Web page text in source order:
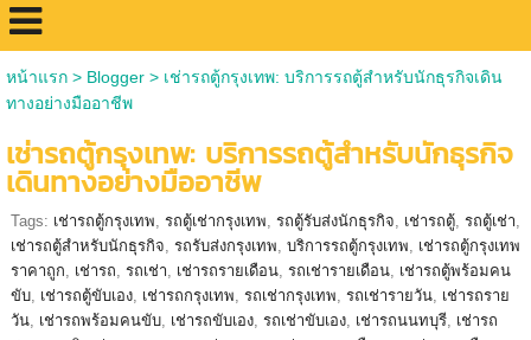
หน้าแรก> Blogger> เช่ารถตู้กรุงเทพ: บริการรถตู้สำหรับนักธุรกิจเดิน
ทางอย่างมืออาชีพ
เช่ารถตู้กรุงเทพ: บริการรถตู้สำหรับนักธุรกิจ
เดินทางอย่างมืออาชีพ
Tags: เช่ารถตู้กรุงเทพ, รถตู้เช่ากรุงเทพ, รถตู้รับส่งนักธุรกิจ, เช่ารถตู้, รถตู้เช่า,
เช่ารถตู้สำหรับนักธุรกิจ, รถรับส่งกรุงเทพ, บริการรถตู้กรุงเทพ, เช่ารถตู้กรุงเทพ
ราคาถูก, เช่ารถ, รถเช่า, เช่ารถรายเดือน, รถเช่ารายเดือน, เช่ารถตู้พร้อมคน
ขับ, เช่ารถตู้ขับเอง, เช่ารถกรุงเทพ, รถเช่ากรุงเทพ, รถเช่ารายวัน, เช่ารถราย
วัน, เช่ารถพร้อมคนขับ, เช่ารถขับเอง, รถเช่าขับเอง, เช่ารถนนทบุรี, เช่ารถ